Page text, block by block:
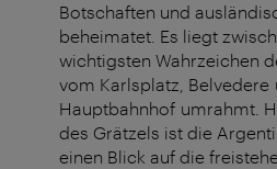
Botschaften und
beheimatet. Es liegt
wichtigsten Wahrzeichen
vom Karlsplatz, Belvedere
Hauptbahnhof umrahmt.
des Grätzels ist die
einen Blick auf die